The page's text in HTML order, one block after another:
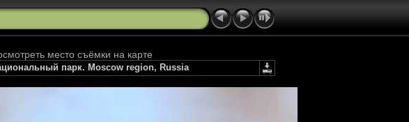
место съёмки на карте
парк. Moscow region, Russia